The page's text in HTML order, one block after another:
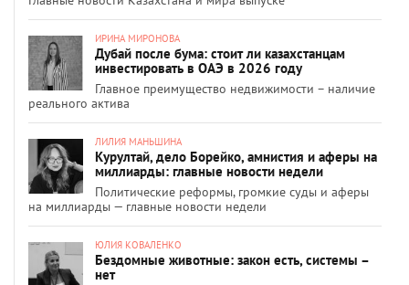
ИРИНА МИРОНОВА
Дубай после бума: стоит ли казахстанцам
инвестировать в ОАЭ в 2026 году
Главное преимущество недвижимости – наличие
реального актива
ЛИЛИЯ МАНЬШИНА
Курултай, дело Борейко, амнистия и аферы на
миллиарды: главные новости недели
Политические реформы, громкие суды и аферы
на миллиарды — главные новости недели
ЮЛИЯ КОВАЛЕНКО
Бездомные животные: закон есть, системы –
нет